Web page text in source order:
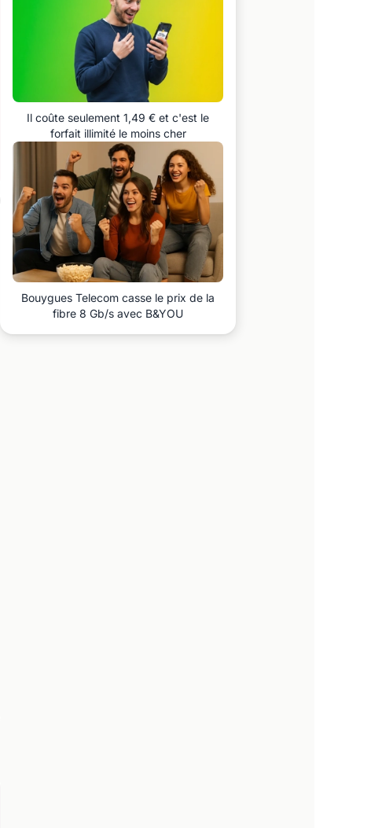
Il coûte seulement 1,49 € et c'est le
forfait illimité le moins cher
Bouygues Telecom casse le prix de la
fibre 8 Gb/s avec B&YOU